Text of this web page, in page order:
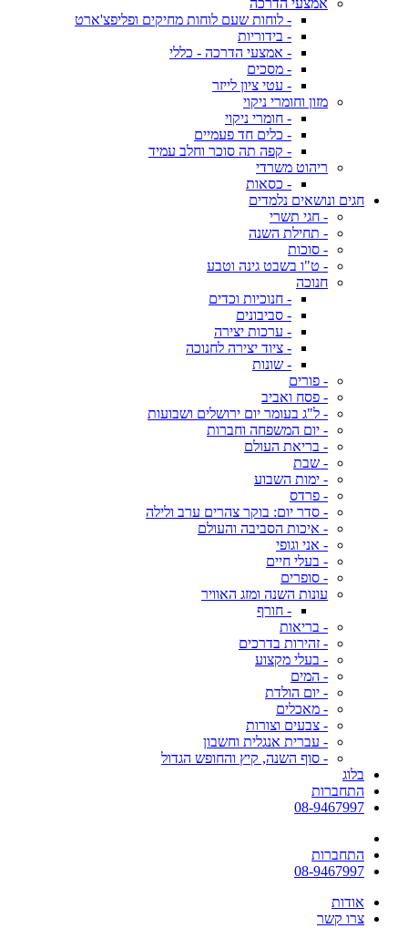
אמצעי הדרכה
- לוחות שעם לוחות מחיקים ופליפצ'ארט
- בידוריות
- אמצעי הדרכה - כללי
- מסכים
- עטי ציון לייזר
מזון וחומרי ניקוי
- חומרי ניקוי
- כלים חד פעמיים
- קפה תה סוכר וחלב עמיד
ריהוט משרדי
- כסאות
חגים ונושאים נלמדים
- חגי תשרי
- תחילת השנה
- סוכות
- ט"ו בשבט גינה וטבע
חנוכה
- חנוכיות וכדים
- סביבונים
- ערכות יצירה
- ציוד יצירה לחנוכה
- שונות
- פורים
- פסח ואביב
- ל"ג בעומר יום ירושלים ושבועות
- יום המשפחה וחברות
- בריאת העולם
- שבת
- ימות השבוע
- פרדס
- סדר יום: בוקר צהרים ערב ולילה
- איכות הסביבה והעולם
- אני וגופי
- בעלי חיים
- סופרים
עונות השנה ומזג האוויר
- חורף
- בריאות
- זהירות בדרכים
- בעלי מקצוע
- המים
- יום הולדת
- מאכלים
- צבעים וצורות
- עברית אנגלית וחשבון
- סוף השנה, קיץ והחופש הגדול
בלוג
התחברות
08-9467997
התחברות
08-9467997
אודות
צרו קשר